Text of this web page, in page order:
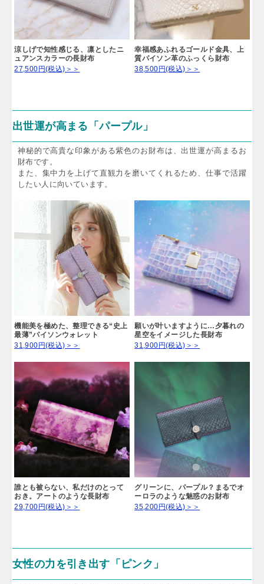
涼しげで知性感じる、凛としたニ
ュアンスカラーの長財布
27,500円(税込)＞＞
幸福感あふれるゴールド金具、上
質パイソン革のふっくら財布
38,500円(税込)＞＞
出世運が高まる「パープル」
神秘的で高貴な印象がある紫色のお財布は、出世運が高まるお
財布です。
また、集中力を上げて直観力を磨いてくれるため、仕事で活躍
したい人に向いています。
機能美を極めた、整理できる“史上
最薄”パイソンウォレット
31,900円(税込)＞＞
願いが叶いますように…夕暮れの
星空をイメージした長財布
31,900円(税込)＞＞
誰とも被らない、私だけのとって
おき。アートのような長財布
29,700円(税込)＞＞
グリーンに、パープル？まるでオ
ーロラのような魅惑のお財布
35,200円(税込)＞＞
女性の力を引き出す「ピンク」